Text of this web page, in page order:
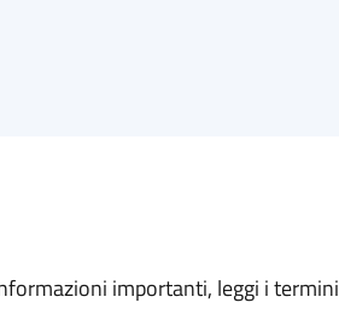
importanti, leggi i termini